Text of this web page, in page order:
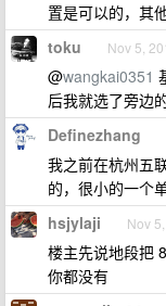
置是可以的，其
toku Nov 5,
@wangkai0351
后我就选了旁边
Definezhang
我之前在杭州五
的，很小的一个
hsjylaji Nov
楼主先说地段把
你都没有